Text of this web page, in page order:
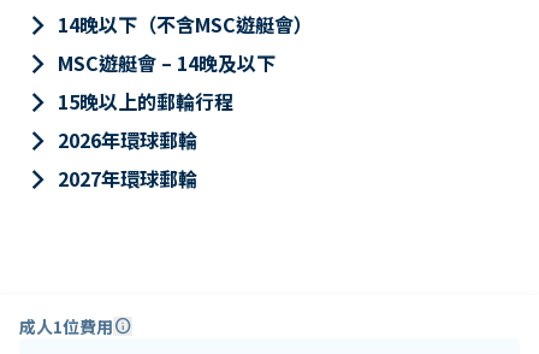
keyboard_arrow_right 14晚以下（不含MSC遊艇會）
keyboard_arrow_right MSC遊艇會 – 14晚及以下
keyboard_arrow_right 15晚以上的郵輪行程
keyboard_arrow_right 2026年環球郵輪
keyboard_arrow_right 2027年環球郵輪
成人1位費用info